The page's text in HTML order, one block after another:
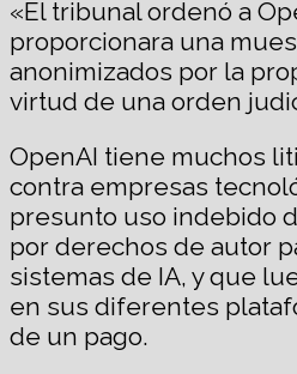
«El tribunal ordenó a
proporcionara una
anonimizados por la
virtud de una orden
OpenAI tiene muchos
contra empresas
presunto uso indebido
por derechos de autor
sistemas de IA, y que
en sus diferentes
de un pago.